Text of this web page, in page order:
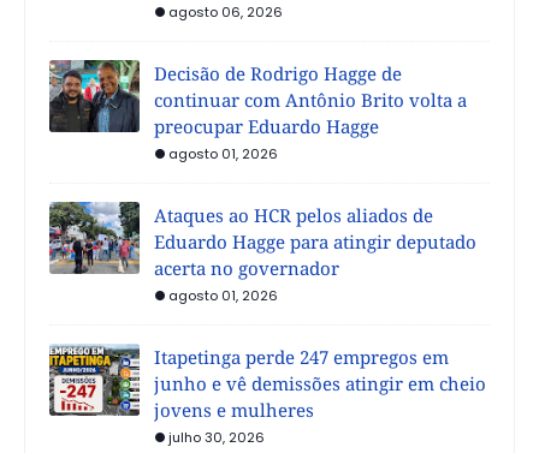
agosto 06, 2026
Decisão de Rodrigo Hagge de
continuar com Antônio Brito volta a
preocupar Eduardo Hagge
agosto 01, 2026
Ataques ao HCR pelos aliados de
Eduardo Hagge para atingir deputado
acerta no governador
agosto 01, 2026
Itapetinga perde 247 empregos em
junho e vê demissões atingir em cheio
jovens e mulheres
julho 30, 2026